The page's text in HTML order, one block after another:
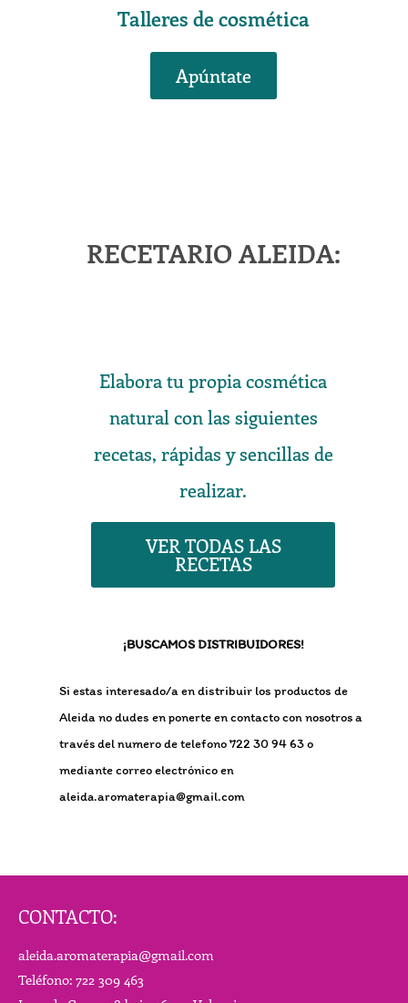
Talleres de cosmética
Apúntate
RECETARIO ALEIDA:
Elabora tu propia cosmética
natural con las siguientes
recetas, rápidas y sencillas de
realizar.
VER TODAS LAS
RECETAS
¡BUSCAMOS DISTRIBUIDORES!
Si estas interesado/a en distribuir los productos de
Aleida no dudes en ponerte en contacto con nosotros a
través del numero de telefono 722 30 94 63 o
mediante correo electrónico en
aleida.aromaterapia@gmail.com
CONTACTO:
aleida.aromaterapia@gmail.com
Teléfono: 722 309 463